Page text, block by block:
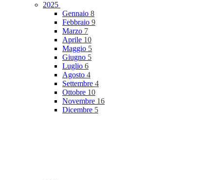
2025
Gennaio 8
Febbraio 9
Marzo 7
Aprile 10
Maggio 5
Giugno 5
Luglio 6
Agosto 4
Settembre 4
Ottobre 10
Novembre 16
Dicembre 5